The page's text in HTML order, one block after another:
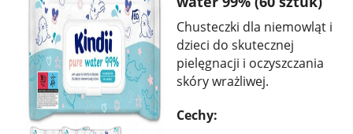
Chusteczki dla niemowląt i
dzieci do skutecznej
pielęgnacji i oczyszczania
skóry wrażliwej.
Cechy: